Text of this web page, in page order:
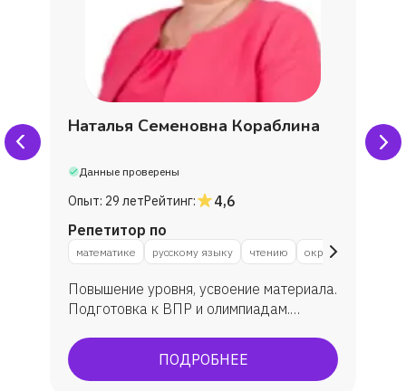
Наталья Семеновна Кораблина
Данные проверены
Опыт: 29 летРейтинг:
4,6
Репетитор по
математике русскому языку чтению окружающему
Повышение уровня, усвоение материала.
Подготовка к ВПР и олимпиадам.
ПОДРОБНЕЕ